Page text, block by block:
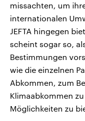
missachten, um
internationalen
JEFTA hingegen
scheint sogar so,
Bestimmungen
wie die einzelnen
Abkommen, zum
Klimaabkommen
Möglichkeiten zu